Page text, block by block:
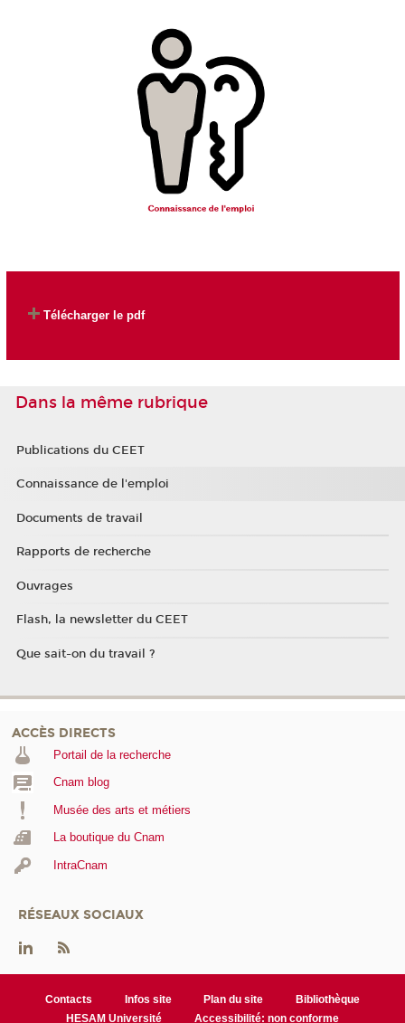
Télécharger le pdf
Dans la même rubrique
Publications du CEET
Connaissance de l'emploi
Documents de travail
Rapports de recherche
Ouvrages
Flash, la newsletter du CEET
Que sait-on du travail ?
ACCÈS DIRECTS
Portail de la recherche
Cnam blog
Musée des arts et métiers
La boutique du Cnam
IntraCnam
RÉSEAUX SOCIAUX
Contacts Infos site Plan du site
Bibliothèque
HESAM Université
Accessibilité: non conforme